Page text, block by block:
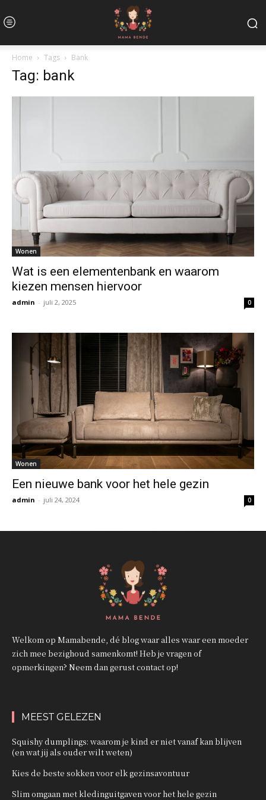
Home Tags Bank
Tag: bank
Wonen
Wat is een elementenbank en waarom
kiezen mensen hiervoor
admin - juli 2, 2025 0
Wonen
Een nieuwe bank voor het hele gezin
admin - juli 24, 2024 0
Welkom op Mamabende, dé blog waar alles waar een moeder
zich mee bezighoud samenkomt! Heb je vragen of
opmerkingen? Neem dan gerust contact op!
MEEST GELEZEN
Squishy dumplings: waarom je kind er niet vanaf kan blijven
(en wat jij als ouder wilt weten)
Kies de beste sokken voor elk gezinsavontuur
Slim omgaan met kledinguitgaven voor het hele gezin